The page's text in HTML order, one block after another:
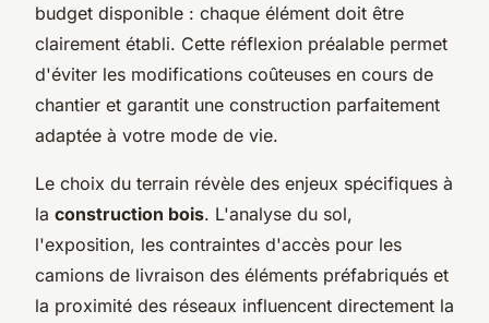
budget disponible : chaque élément doit être
clairement établi. Cette réflexion préalable permet
d'éviter les modifications coûteuses en cours de
chantier et garantit une construction parfaitement
adaptée à votre mode de vie.
Le choix du terrain révèle des enjeux spécifiques à
la construction bois. L'analyse du sol,
l'exposition, les contraintes d'accès pour les
camions de livraison des éléments préfabriqués et
la proximité des réseaux influencent directement la